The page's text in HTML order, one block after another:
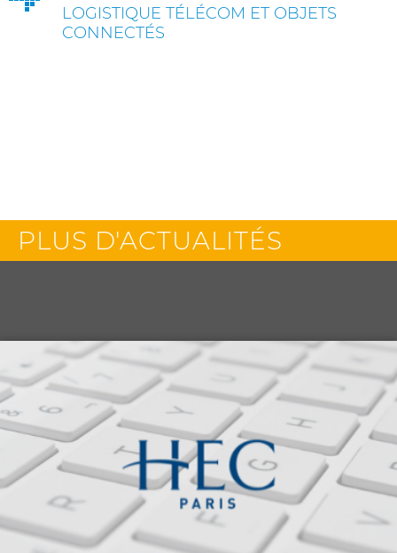
LOGISTIQUE TÉLÉCOM ET OBJETS
CONNECTÉS
PLUS D'ACTUALITÉS